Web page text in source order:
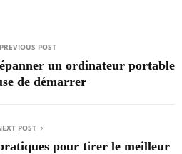
PREVIOUS POST
un ordinateur portable
de démarrer
POST
pour tirer le meilleur